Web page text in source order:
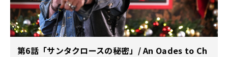
第6話「サンタクロースの秘密」/ An Oades to Ch